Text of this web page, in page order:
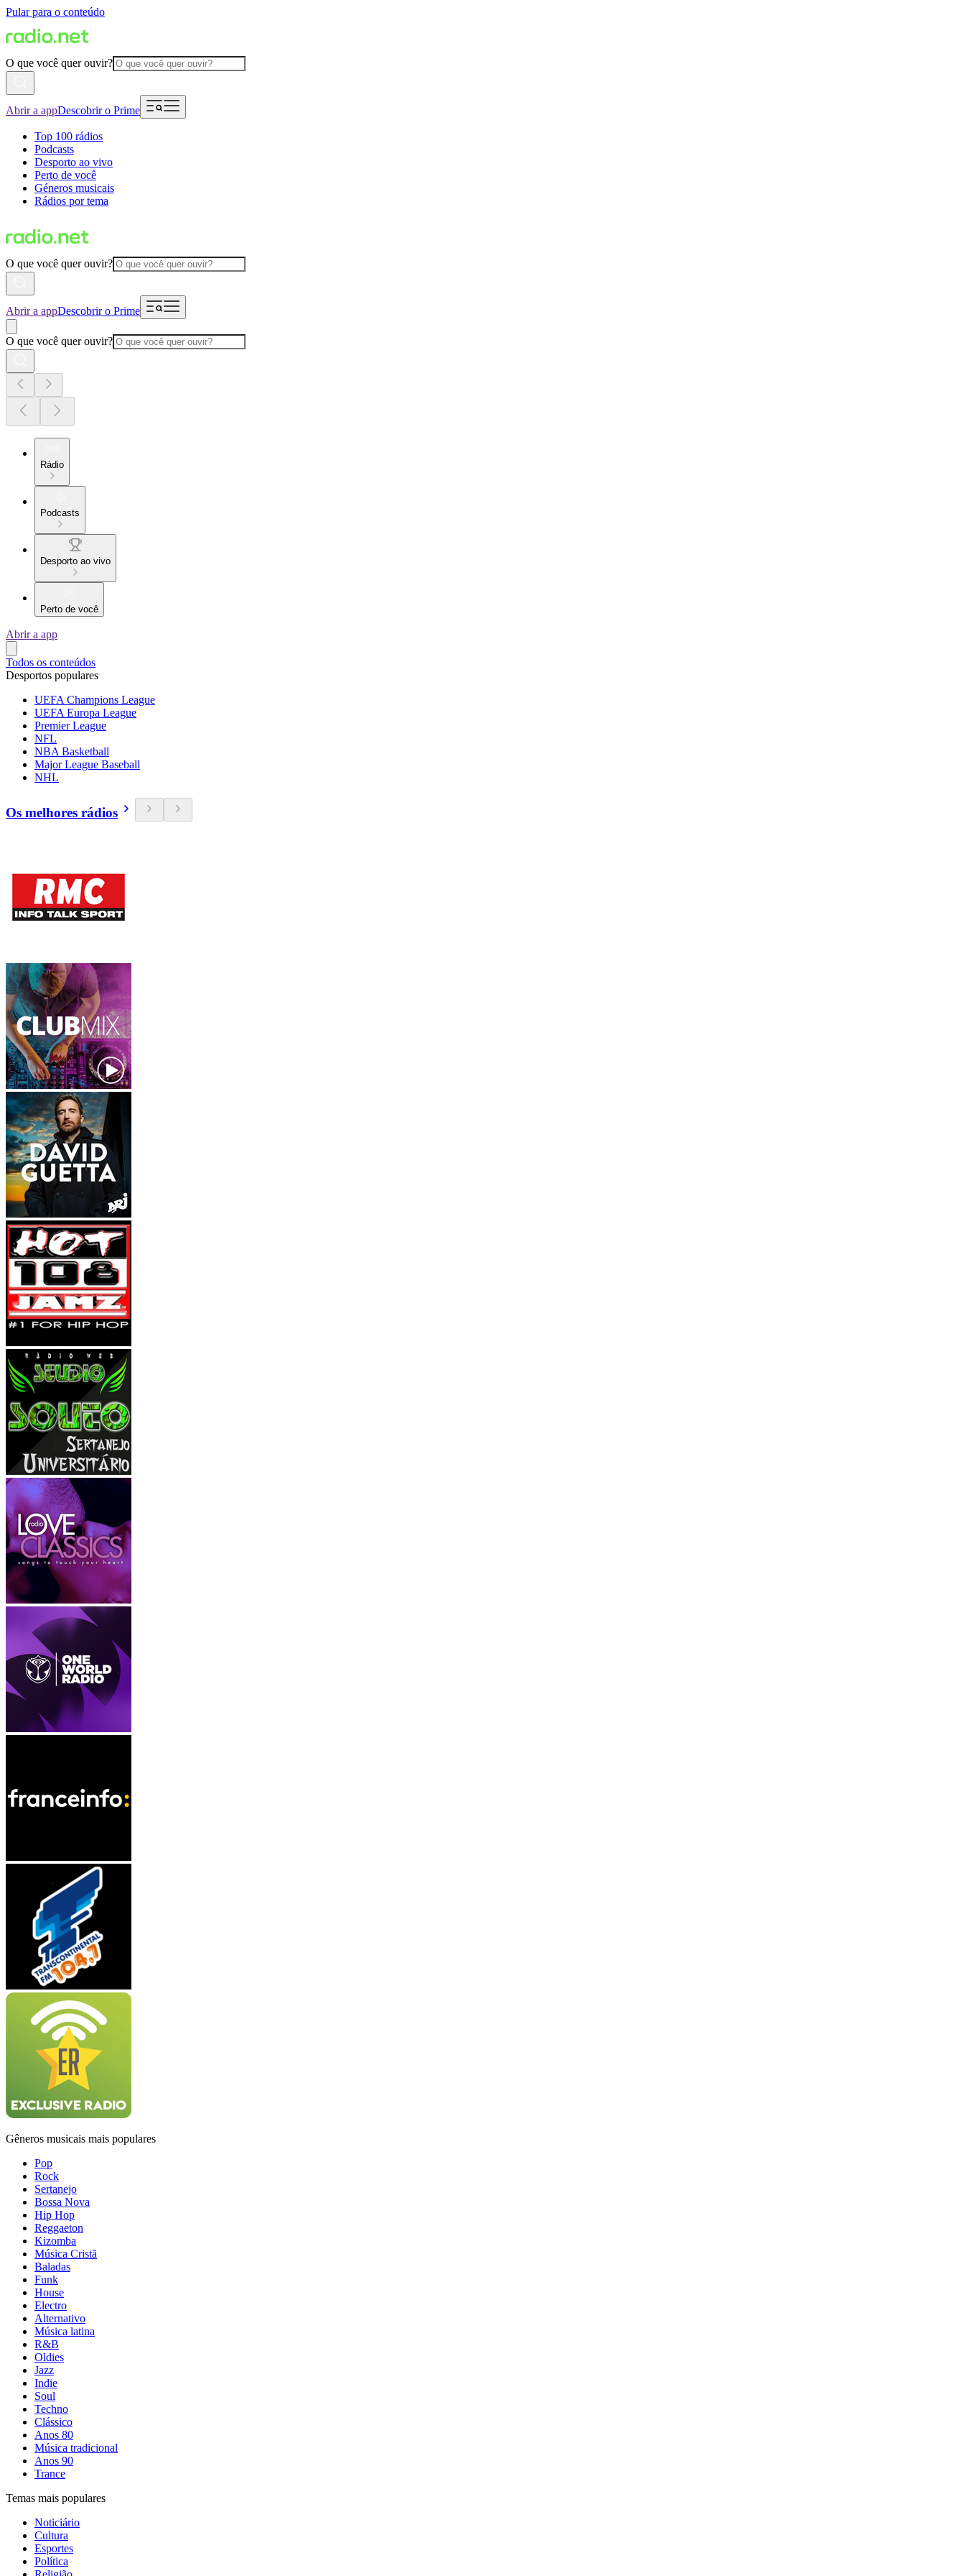
Pular para o conteúdo
O que você quer ouvir?
Abrir a appDescobrir o Prime
Top 100 rádios
Podcasts
Desporto ao vivo
Perto de você
Géneros musicais
Rádios por tema
O que você quer ouvir?
Abrir a appDescobrir o Prime
O que você quer ouvir?
Rádio
Podcasts
Desporto ao vivo
Perto de você
Abrir a app
Todos os conteúdos
Desportos populares
UEFA Champions League
UEFA Europa League
Premier League
NFL
NBA Basketball
Major League Baseball
NHL
Os melhores rádios
Gêneros musicais mais populares
Pop
Rock
Sertanejo
Bossa Nova
Hip Hop
Reggaeton
Kizomba
Música Cristã
Baladas
Funk
House
Electro
Alternativo
Música latina
R&B
Oldies
Jazz
Indie
Soul
Techno
Clássico
Anos 80
Música tradicional
Anos 90
Trance
Temas mais populares
Noticiário
Cultura
Esportes
Política